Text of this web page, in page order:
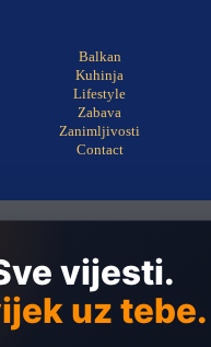
Balkan
Kuhinja
Lifestyle
Zabava
Zanimljivosti
Contact
vijesti.
uz tebe.